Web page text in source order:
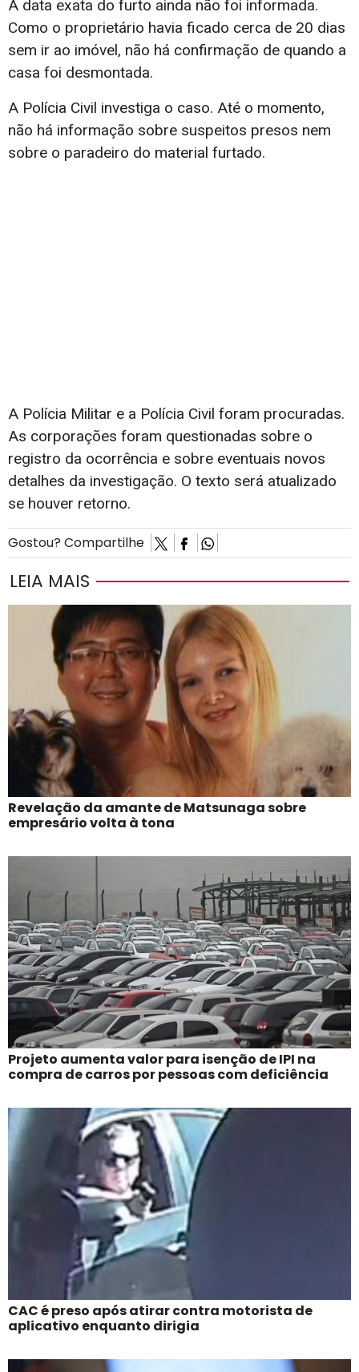
A data exata do furto ainda não foi informada.
Como o proprietário havia ficado cerca de 20 dias
sem ir ao imóvel, não há confirmação de quando a
casa foi desmontada.
A Polícia Civil investiga o caso. Até o momento,
não há informação sobre suspeitos presos nem
sobre o paradeiro do material furtado.
A Polícia Militar e a Polícia Civil foram procuradas.
As corporações foram questionadas sobre o
registro da ocorrência e sobre eventuais novos
detalhes da investigação. O texto será atualizado
se houver retorno.
Gostou? Compartilhe
LEIA MAIS
Revelação da amante de Matsunaga sobre
empresário volta à tona
Projeto aumenta valor para isenção de IPI na
compra de carros por pessoas com deficiência
CAC é preso após atirar contra motorista de
aplicativo enquanto dirigia